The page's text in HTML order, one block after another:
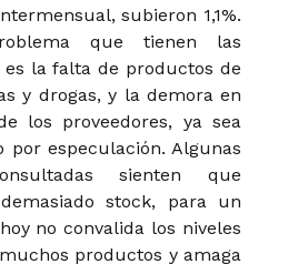
subieron 1,1%.
que tienen las
la falta de productos de
y drogas, y la demora en
los proveedores, ya sea
por especulación. Algunas
sienten que
stock, para un
no convalida los niveles
productos y amaga